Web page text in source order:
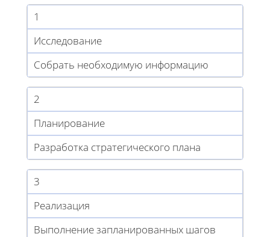
1
Исследование
Собрать необходимую информацию
2
Планирование
Разработка стратегического плана
3
Реализация
Выполнение запланированных шагов